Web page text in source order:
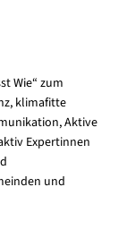
Wie“ zum
klimafitte
Aktive
Expertinnen
und